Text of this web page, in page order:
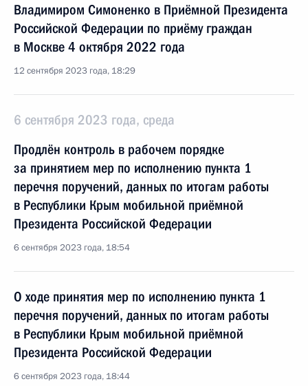
Владимиром Симоненко в Приёмной Президента
Российской Федерации по приёму граждан
в Москве 4 октября 2022 года
12 сентября 2023 года, 18:29
6 сентября 2023 года, среда
Продлён контроль в рабочем порядке
за принятием мер по исполнению пункта 1
перечня поручений, данных по итогам работы
в Республики Крым мобильной приёмной
Президента Российской Федерации
6 сентября 2023 года, 18:54
О ходе принятия мер по исполнению пункта 1
перечня поручений, данных по итогам работы
в Республики Крым мобильной приёмной
Президента Российской Федерации
6 сентября 2023 года, 18:44